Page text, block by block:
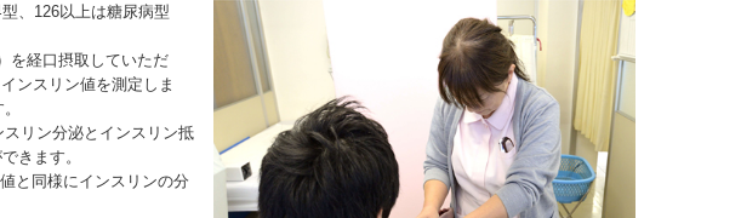
、126以上は糖尿病型
を経口摂取していただ
ンスリン値を測定しま
リン分泌とインスリン抵
きます。
と同様にインスリンの分